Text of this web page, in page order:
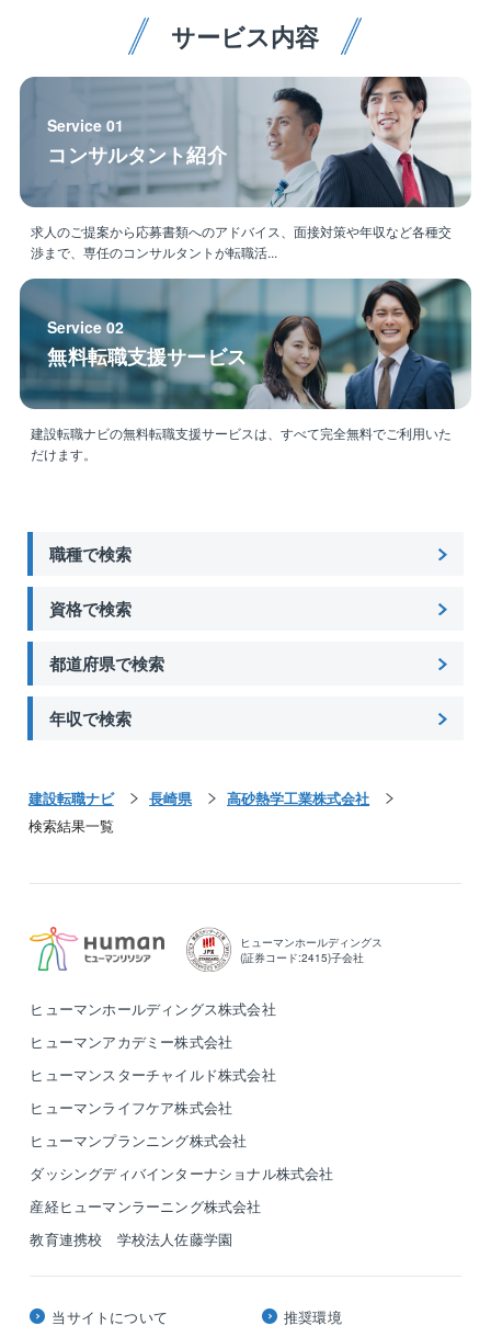
→支店内等の限定された範囲において、施工現場での
常駐勤務を前提とした転居を伴う転勤や長期出張の対
象となる社員
→国内外の全事業所を対象とした転勤の対象となる社
員
拠点一覧：https://www.tte-net.com/corporate/office/i
ndex.html#anc-12
エリア職
→転居を伴わない範囲の事業所が転勤の対象となる社
員（エリア職の選択可否は営業所によりますのでご相
談ください。）
【募集拠点】
九州支店 〒812-0011福岡県福岡市博多区博多駅前2-
19-24 大博センタービル 9F、
長崎営業所 〒850-0033長崎県長崎市万才町7-1 TB
M長崎ビル 11F、
熊本営業所 〒860-0806熊本県熊本市中央区花畑町4-
宮崎営業所 〒880-0806宮崎県宮崎市広島1-12-3 上
鹿児島営業所 〒892-0844鹿児島県鹿児島市山之口町
沖縄営業所 〒900-0032沖縄県那覇市松山1-32-7 那
初任地の希望は相談できます。
社内業務/システムのDX化を進め、働き方改革を推進中
です。
設。
アフリー環境による多様な人材活用の機能も担い、残
業時間の抑制にも全社を挙げて取り組んでいます。
[2]長期ビジョンの実現に向けた成長戦略
モジュール化された標準部材を効率的に生産し、全国
プロセスの変革を行っています。また研究施設「高砂
熱学イノベーションセンター」のオープンや鹿島アン
トラーズとのパートナー契約、世界初の民間月面探査
プログラム「HAKUTO－R」に参画するなど、創業100
周年となる2023年に向け、事業の多角化に取り組み、
総合エンジニアリング企業を目指していきます。
空調設備の技術をコアとした、建築設備の設計/施工管
サービス内容
Service 01
コンサルタント紹介
求人のご提案から応募書類へのアドバイス、面接対策や年収など各種交
渉まで、専任のコンサルタントが転職活...
Service 02
無料転職支援サービス
建設転職ナビの無料転職支援サービスは、すべて完全無料でご利用いた
だけます。
職種で検索
資格で検索
都道府県で検索
年収で検索
建設転職ナビ 長崎県
高砂熱学工業株式会社
検索結果一覧
ヒューマンホールディングス
(証券コード:2415)子会社
ヒューマンホールディングス株式会社
ヒューマンアカデミー株式会社
ヒューマンスターチャイルド株式会社
ヒューマンライフケア株式会社
ヒューマンプランニング株式会社
ダッシングディバインターナショナル株式会社
産経ヒューマンラーニング株式会社
教育連携校 学校法人佐藤学園
当サイトについて 推奨環境